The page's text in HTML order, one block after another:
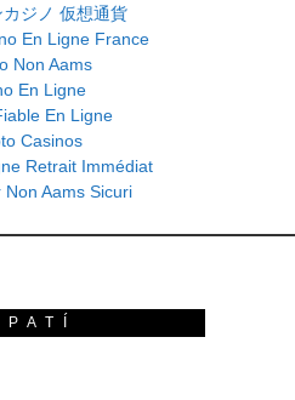
ジノ 仮想通貨
En Ligne France
Non Aams
En Ligne
En Ligne
Casinos
Retrait Immédiat
Non Aams Sicuri